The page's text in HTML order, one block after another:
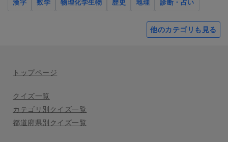
漢字
数学 物理化学生物 歴史 地理 診断・占い
他のカテゴリも見る
トップページ
クイズ一覧
カテゴリ別クイズ一覧
都道府県別クイズ一覧